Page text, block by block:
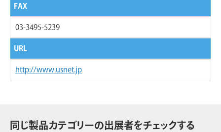
FAX
03-3495-5239
URL
http://www.usnet.jp
同じ製品カテゴリーの出展者をチェックする